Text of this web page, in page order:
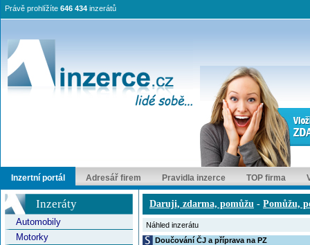
Právě prohlížíte 646 434 inzerátů
Inzertní portál Adresář firem Pravidla inzerce TOP firma
Inzeráty
Automobily
Motorky
Daruji, zdarma, pomůžu - Pomůžu,
Náhled inzerátu
Doučování ČJ a příprava na PZ